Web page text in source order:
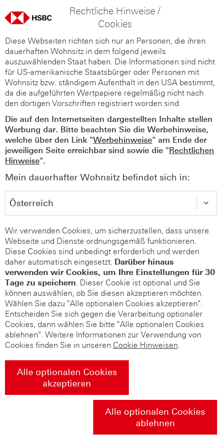
Rechtliche Hinweise /
Cookies
Diese Webseiten richten sich nur an Personen, die ihren
dauerhaften Wohnsitz in dem folgend jeweils
auszuwählenden Staat haben. Die Informationen sind nicht
für US-amerikanische Staatsbürger oder Personen mit
Wohnsitz bzw. ständigem Aufenthalt in den USA bestimmt,
da die aufgeführten Wertpapiere regelmäßig nicht nach
den dortigen Vorschriften registriert worden sind.
Die auf den Internetseiten dargestellten Inhalte stellen
Werbung dar. Bitte beachten Sie die Werbehinweise,
welche über den Link "Werbehinweise" am Ende der
jeweiligen Seite erreichbar sind sowie die "Rechtlichen
Hinweise".
Mein dauerhafter Wohnsitz befindet sich in:
Wir verwenden Cookies, um sicherzustellen, dass unsere
Webseite und Dienste ordnungsgemäß funktionieren.
Diese Cookies sind unbedingt erforderlich und werden
daher automatisch eingesetzt. Darüber hinaus
verwenden wir Cookies, um Ihre Einstellungen für 30
Tage zu speichern. Dieser Cookie ist optional und Sie
können auswählen, ob Sie diesen akzeptieren möchten.
Wählen Sie dazu "Alle optionalen Cookies akzeptieren".
Entscheiden Sie sich gegen die Verarbeitung optionaler
Cookies, dann wählen Sie bitte "Alle optionalen Cookies
ablehnen". Weitere Informationen zur Verwendung von
Cookies finden Sie in unseren Cookie Hinweisen.
Alle optionalen Cookies
akzeptieren
Alle optionalen Cookies
ablehnen